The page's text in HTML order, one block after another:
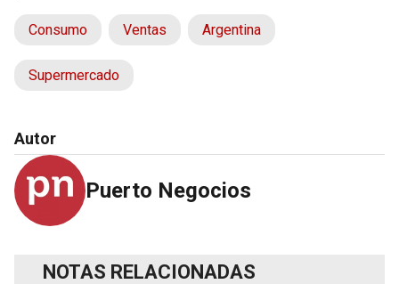
Consumo Ventas Argentina
Supermercado
Autor
Puerto Negocios
NOTAS RELACIONADAS